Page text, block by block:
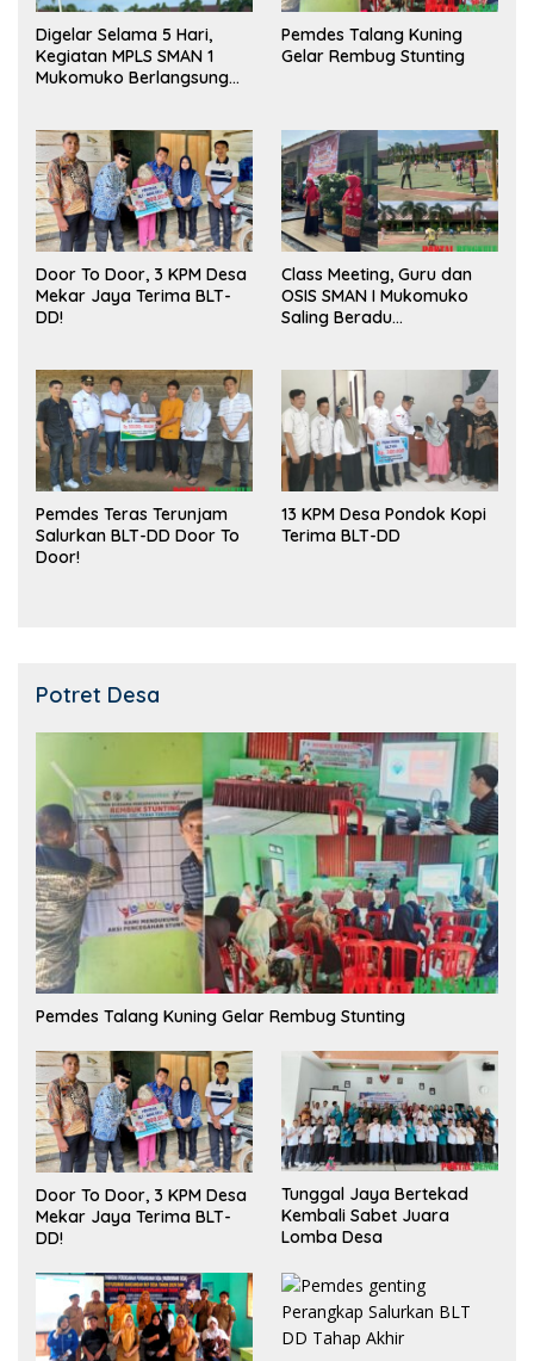
Digelar Selama 5 Hari,
Kegiatan MPLS SMAN 1
Mukomuko Berlangsung
Pemdes Talang Kuning
Gelar Rembug Stunting
Door To Door, 3 KPM Desa
Mekar Jaya Terima BLT-
DD!
Class Meeting, Guru dan
OSIS SMAN I Mukomuko
Saling Beradu
Pemdes Teras Terunjam
Salurkan BLT-DD Door To
Door!
13 KPM Desa Pondok Kopi
Terima BLT-DD
Potret Desa
Pemdes Talang Kuning Gelar Rembug Stunting
Door To Door, 3 KPM Desa
Mekar Jaya Terima BLT-
DD!
Tunggal Jaya Bertekad
Kembali Sabet Juara
Lomba Desa